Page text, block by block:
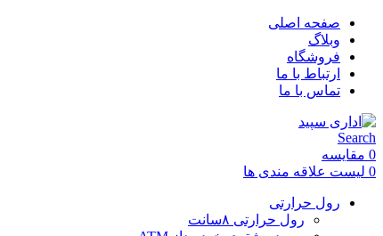
صفحه اصلی
وبلاگ
فروشگاه
ارتباط با ما
تماس با ما
Search
0 مقایسه
0 لیست علاقه مندی ها
رول حرارتی
رول حرارتی ۸سانت